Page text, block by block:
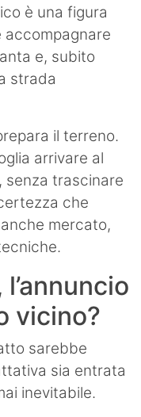
è una figura
e, subito
strada
il terreno.
arrivare al
senza trascinare
che
mercato,
vicino?
sarebbe
sia entrata
inevitabile.